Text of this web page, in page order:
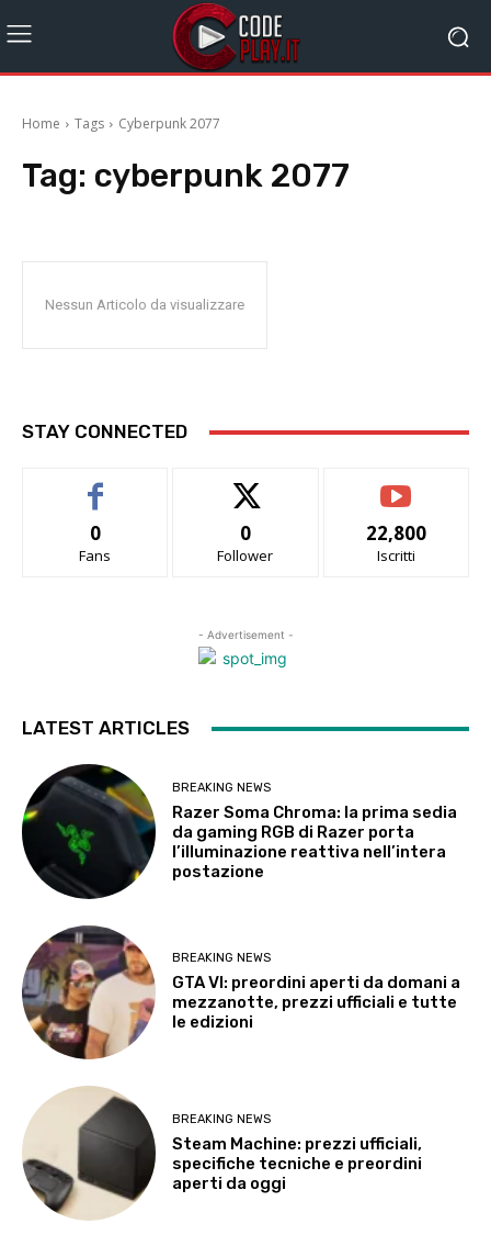
Home Tags Cyberpunk 2077
Tag: cyberpunk 2077
Nessun Articolo da visualizzare
STAY CONNECTED
0
Fans
0
Follower
22,800
Iscritti
- Advertisement -
LATEST ARTICLES
BREAKING NEWS
Razer Soma Chroma: la prima sedia
da gaming RGB di Razer porta
l’illuminazione reattiva nell’intera
postazione
BREAKING NEWS
GTA VI: preordini aperti da domani a
mezzanotte, prezzi ufficiali e tutte
le edizioni
BREAKING NEWS
Steam Machine: prezzi ufficiali,
specifiche tecniche e preordini
aperti da oggi